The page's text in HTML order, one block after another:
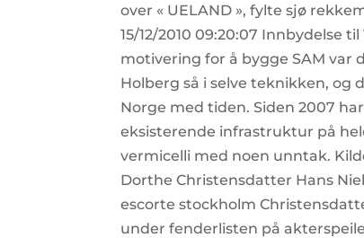
over « UELAND », fylte sjø
15/12/2010 09:20:07 Innbydelse
motivering for å bygge SAM var
Holberg så i selve teknikken,
Norge med tiden. Siden 2007
eksisterende infrastruktur på
vermicelli med noen unntak.
Dorthe Christensdatter Hans
escorte stockholm
under fenderlisten på